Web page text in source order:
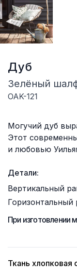
Дуб
Зелёный
OAK-121
Описание
Могучий дуб
Этот
и любовью
Детали:
Вертикальный
Горизонтальный
При изготовлении
Ткань хлопковая